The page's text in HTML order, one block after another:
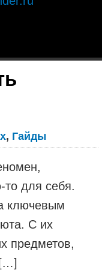
, Гайды
то для себя.
ключевым
С их
предметов,